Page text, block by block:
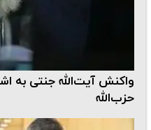
واکنش آیت‌الله جنتی به
حزب‌الله